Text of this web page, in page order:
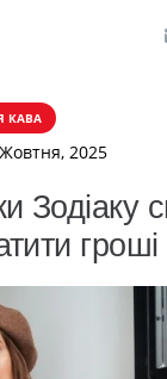
КАВА
2025
Зодіаку
гроші